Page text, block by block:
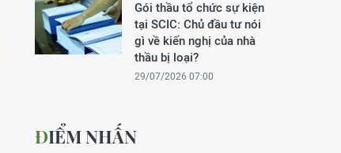
Gói thầu tổ chức sự kiện
tại SCIC: Chủ đầu tư nói
gì về kiến nghị của nhà
thầu bị loại?
29/07/2026 07:00
ĐIỂM NHẤN